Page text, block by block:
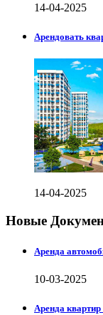
14-04-2025
Арендовать
14-04-2025
Новые
Аренда
10-03-2025
Аренда